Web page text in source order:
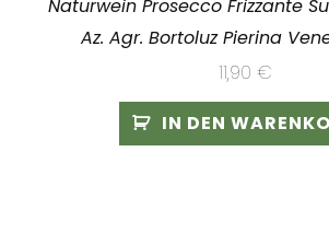
Naturwein Prosecco Frizzante
Az. Agr. Bortoluz Pierina
11,90 €
IN DEN